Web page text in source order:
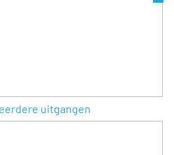
uitgangen